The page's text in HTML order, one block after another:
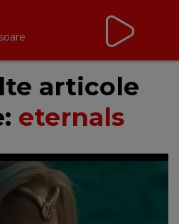
articole
eternals